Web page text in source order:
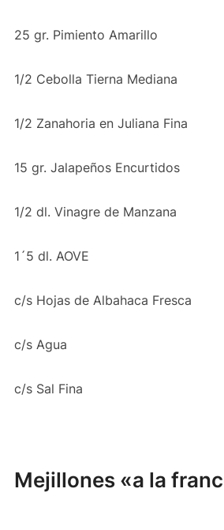
25 gr. Pimiento Amarillo
1/2 Cebolla Tierna Mediana
1/2 Zanahoria en Juliana Fina
15 gr. Jalapeños Encurtidos
1/2 dl. Vinagre de Manzana
1´5 dl. AOVE
c/s Hojas de Albahaca Fresca
c/s Agua
c/s Sal Fina
Mejillones «a la